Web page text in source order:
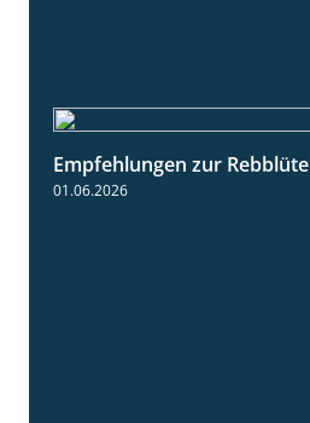
Empfehlungen zur Rebblüte
01.06.2026